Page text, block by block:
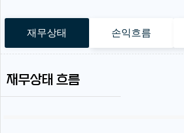
재무상태 손익흐름
재무상태 흐름